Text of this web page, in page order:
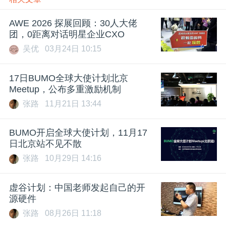
AWE 2026 探展回顾：30人大佬
团，0距离对话明星企业CXO
吴优 03月24日 10:15
17日BUMO全球大使计划北京
Meetup，公布多重激励机制
张路 11月21日 13:44
BUMO开启全球大使计划，11月17
日北京站不见不散
张路 10月29日 14:16
虚谷计划：中国老师发起自己的开
源硬件
张路 08月26日 11:18